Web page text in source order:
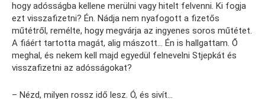
hogy adósságba kellene merülni vagy hitelt felvenni. Ki fogja
ezt visszafizetni? Én. Nádja nem nyafogott a fizetős
műtétről, remélte, hogy megvárja az ingyenes soros műtétet.
A fiáért tartotta magát, alig mászott… Én is hallgattam. Ő
meghal, és nekem kell majd egyedül felnevelni Stjepkát és
visszafizetni az adósságokat?
– Nézd, milyen rossz idő lesz. Ó, és sivít…